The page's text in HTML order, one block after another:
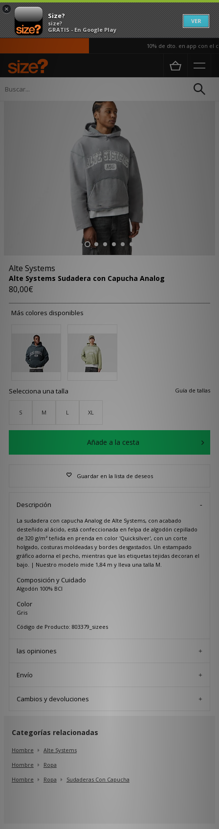
×
Size?
size?
GRATIS - En Google Play
VER
10% de dto. en app con el
Página principal Sudaderas con capucha
Alte Systems
Alte Systems Sudadera con Capucha Analog
80,00€
Más colores disponibles
Guía de tallas
Selecciona una talla
S M L XL
Añade a la cesta
Guardar en la lista de deseos
Descripción
La sudadera con capucha Analog de Alte Systems, con acabado
desteñido al ácido, está confeccionada en felpa de algodón cepillado
de 320 g/m² teñida en prenda en color 'Quicksilver', con un corte
holgado, costuras moldeadas y bordes desgastados. Un estampado
gráfico adorna el pecho, mientras que las etiquetas tejidas decoran el
bajo. | Nuestro modelo mide 1,84 m y lleva una talla M.
Composición y Cuidado
Algodón 100% BCI
Color
Gris
Código de Producto: 803379_sizees
las opiniones
Envío
Cambios y devoluciones
Categorías relacionadas
Hombre
Alte Systems
Hombre
Ropa
Hombre
Ropa Sudaderas Con Capucha